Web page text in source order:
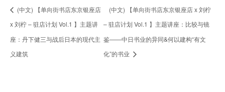
(中文) 【单向街书店东京银座店
x 刘柠 – 驻店计划 Vol.1 】主题讲
座：丹下健三与战后日本的现代主
义建筑
(中文) 【单向街书店东京银座店 x 刘柠
– 驻店计划 Vol.1 】主题讲座：比较与镜
鉴——中日书业的异同&何以建构“有文
化”的书业